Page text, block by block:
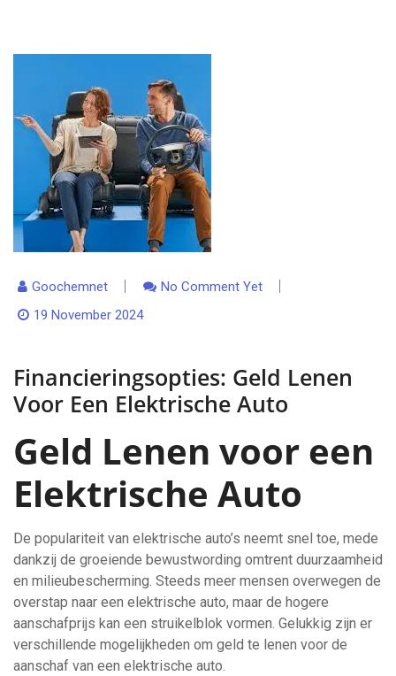
Goochemnet
No Comment Yet
19 November 2024
Financieringsopties: Geld Lenen
Voor Een Elektrische Auto
Geld Lenen voor een
Elektrische Auto
De populariteit van elektrische auto’s neemt snel toe, mede
dankzij de groeiende bewustwording omtrent duurzaamheid
en milieubescherming. Steeds meer mensen overwegen de
overstap naar een elektrische auto, maar de hogere
aanschafprijs kan een struikelblok vormen. Gelukkig zijn er
verschillende mogelijkheden om geld te lenen voor de
aanschaf van een elektrische auto.